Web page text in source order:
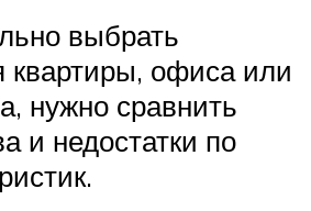
выбрать
квартиры, офиса или
нужно сравнить
и недостатки по